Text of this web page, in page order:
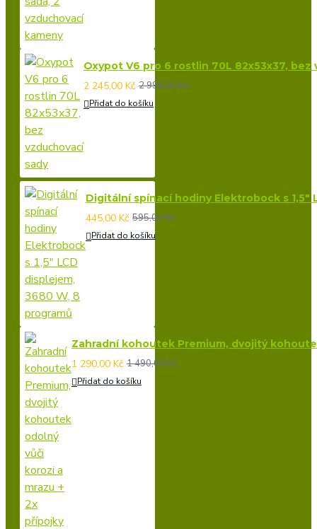
Oxypot V6 pro 6 rostlin 70L 82x53x37, bez
2 245,00 Kč 2 995,00 Kč
Přidat do košíku
Digitální spínací hodiny Elektrobock s 1,5"
445,00 Kč 595,00 Kč
Přidat do košíku
Zahradní kohoutek Premium, dvojitý
1 290,00 Kč 1 490,00 Kč
Přidat do košíku